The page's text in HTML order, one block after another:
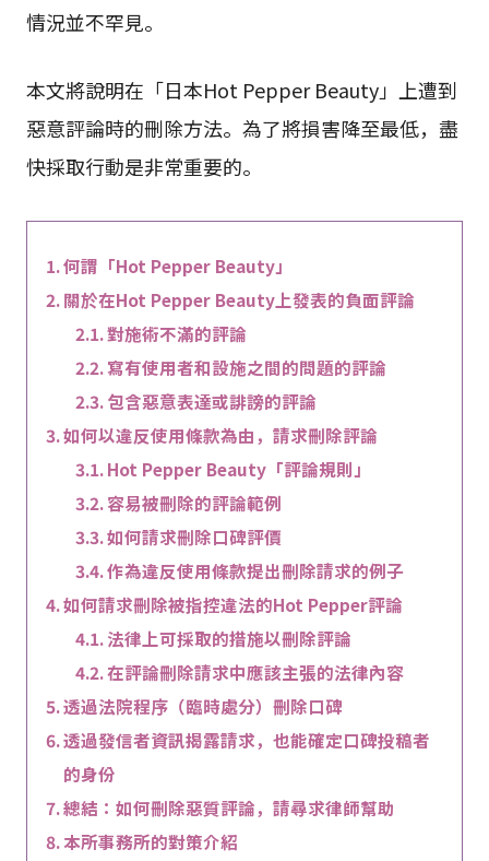
情況並不罕見。
本文將說明在「日本Hot Pepper Beauty」上遭到
惡意評論時的刪除方法。為了將損害降至最低，盡
快採取行動是非常重要的。
何謂「Hot Pepper Beauty」
關於在Hot Pepper Beauty上發表的負面評論
對施術不滿的評論
寫有使用者和設施之間的問題的評論
包含惡意表達或誹謗的評論
如何以違反使用條款為由，請求刪除評論
Hot Pepper Beauty「評論規則」
容易被刪除的評論範例
如何請求刪除口碑評價
作為違反使用條款提出刪除請求的例子
如何請求刪除被指控違法的Hot Pepper評論
法律上可採取的措施以刪除評論
在評論刪除請求中應該主張的法律內容
透過法院程序（臨時處分）刪除口碑
透過發信者資訊揭露請求，也能確定口碑投稿者
的身份
總結：如何刪除惡質評論，請尋求律師幫助
本所事務所的對策介紹